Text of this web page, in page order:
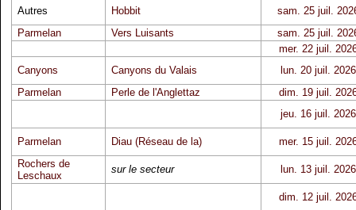
Autres Hobbit
sam. 25 juil.
Parmelan
Vers Luisants
sam. 25 juil.
mer. 22 juil.
Canyons
Canyons du Valais
lun. 20 juil. 2026
Parmelan
Perle de l'Anglettaz
dim. 19 juil.
jeu. 16 juil. 2026
Parmelan Diau (Réseau de la)
mer. 15 juil.
Rochers de
Leschaux
sur le secteur lun. 13 juil. 2026
dim. 12 juil.